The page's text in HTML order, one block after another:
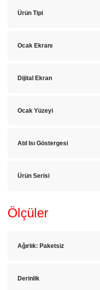
Ürün Tipi
Ocak Ekranı
Dijital Ekran
Ocak Yüzeyi
Atıl Isı Göstergesi
Ürün Serisi
Ölçüler
Ağırlık: Paketsiz
Derinlik